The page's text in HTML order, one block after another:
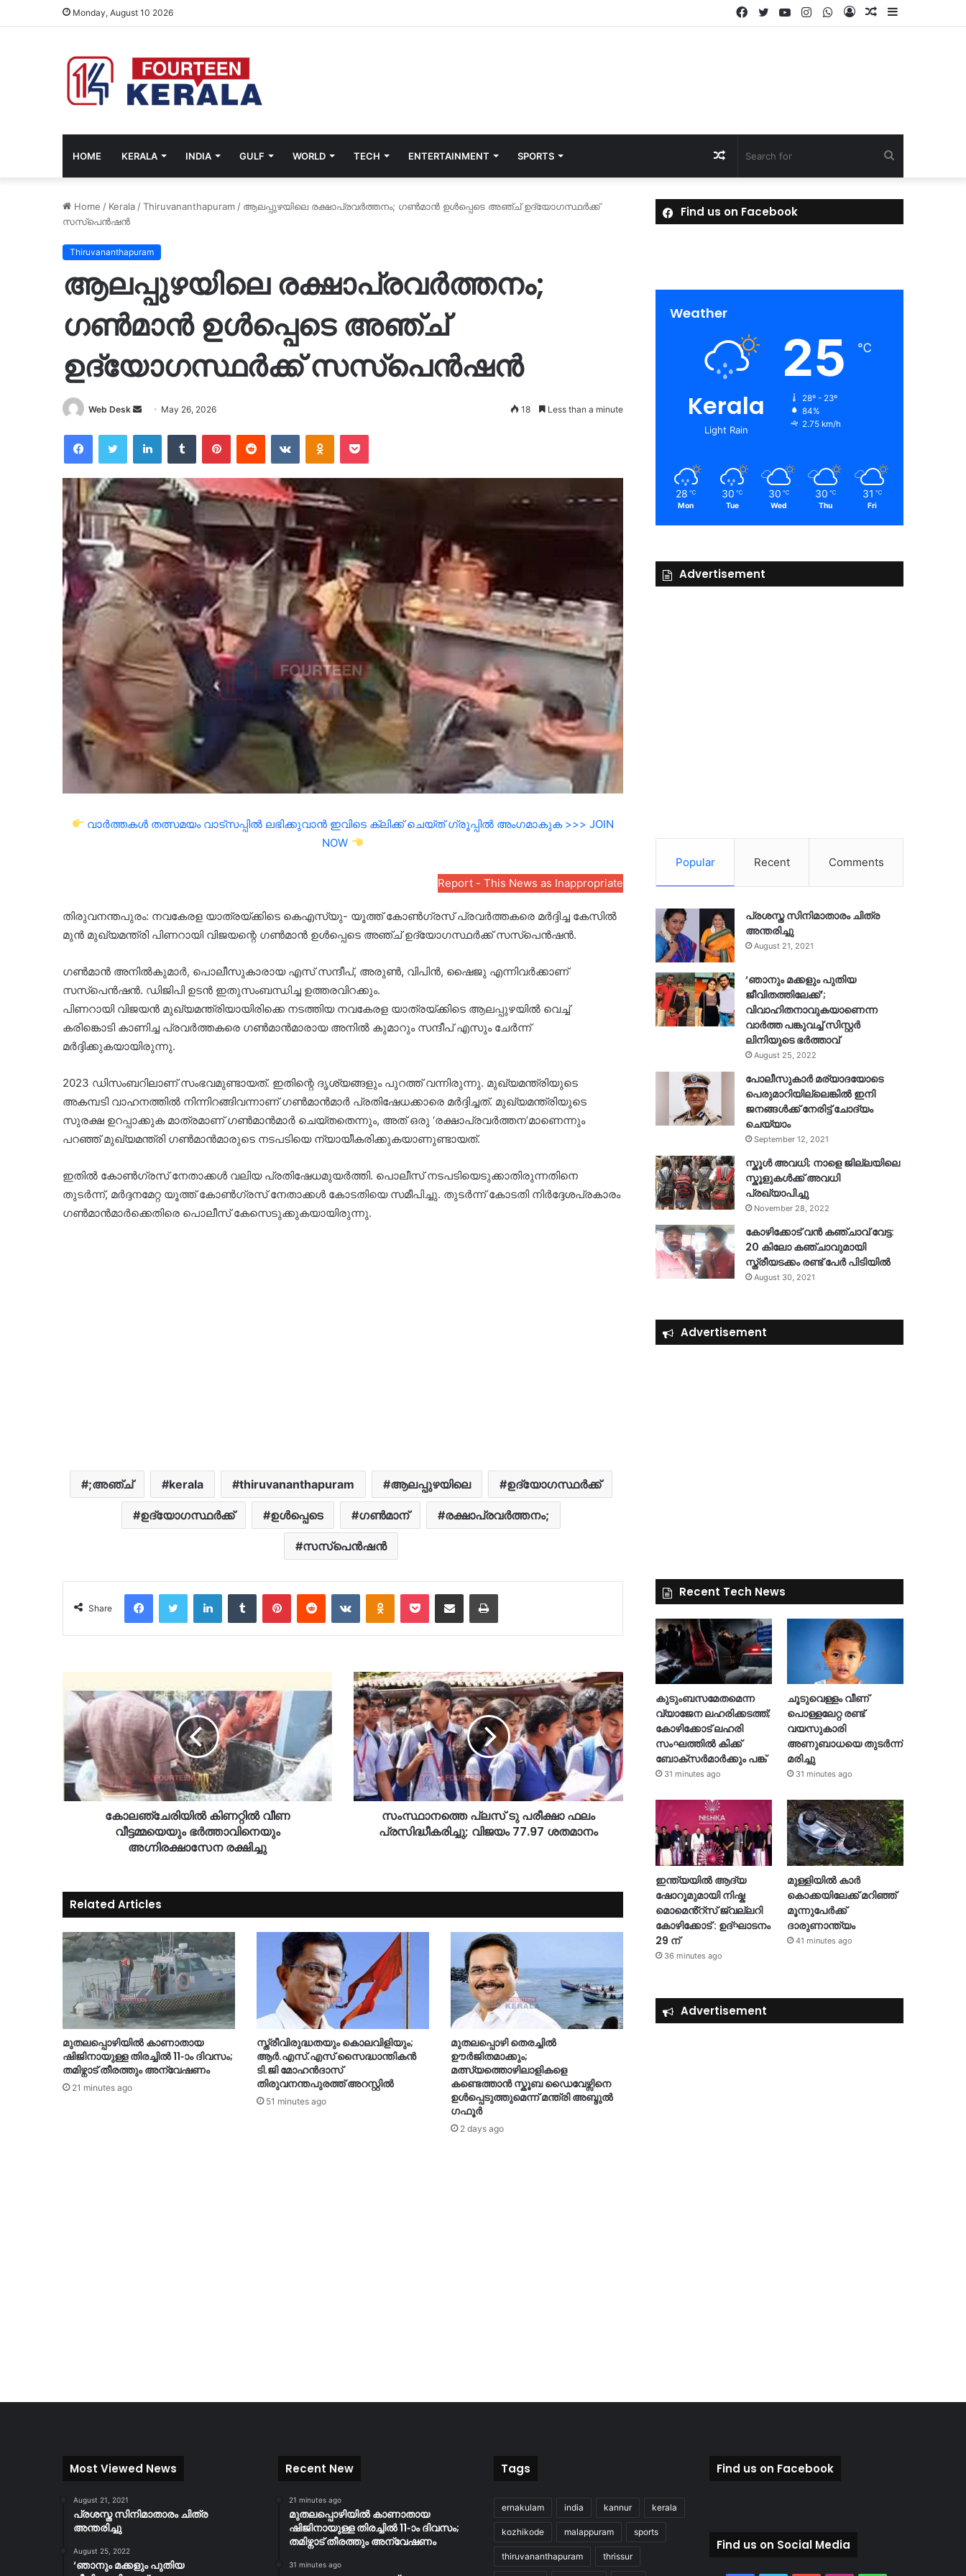
Monday, August 10 2026 Sidebar
Random
Log
WhatsApp
Instagram
YouTube
Twitter
Facebook
HOME KERALA INDIA GULF WORLD TECH ENTERTAINMENT SPORTS
for
Random
Article
Home / Kerala /Thiruvananthapuram / ആലപ്പുഴയിലെ രക്ഷാപ്രവര്‍ത്തനം; ഗണ്‍മാന്‍ ഉള്‍പ്പെടെ അഞ്ച് ഉദ്യോഗസ്ഥര്‍ക്ക്
സസ്‌പെന്‍ഷന്‍
Thiruvananthapuram
ആലപ്പുഴയിലെ രക്ഷാപ്രവര്‍ത്തനം;
ഗണ്‍മാന്‍ ഉള്‍പ്പെടെ അഞ്ച്
ഉദ്യോഗസ്ഥര്‍ക്ക് സസ്‌പെന്‍ഷന്‍
Web Desk
Send
email
May 26, 2026 18 Less than a minute
FacebookTwitter LinkedInTumblr PinterestReddit VKontakteOdnoklassniki
Pocket
വാർത്തകൾ തത്സമയം വാട്സപ്പിൽ ലഭിക്കുവാൻ ഇവിടെ ക്ലിക്ക് ചെയ്ത് ഗ്രൂപ്പിൽ അംഗമാകുക >>> JOIN
NOW
Report - This News as Inappropriate
തിരുവനന്തപുരം: നവകേരള യാത്രയ്ക്കിടെ കെഎസ്‌യു- യൂത്ത് കോണ്‍ഗ്രസ് പ്രവര്‍ത്തകരെ മര്‍ദ്ദിച്ച കേസില്‍
മുന്‍ മുഖ്യമന്ത്രി പിണറായി വിജയന്റെ ഗണ്‍മാന്‍ ഉള്‍പ്പെടെ അഞ്ച് ഉദ്യോഗസ്ഥര്‍ക്ക് സസ്‌പെന്‍ഷന്‍.
ഗണ്‍മാന്‍ അനില്‍കുമാര്‍, പൊലീസുകാരായ എസ് സന്ദീപ്, അരുണ്‍, വിപിന്‍, ഷൈജു എന്നിവര്‍ക്കാണ്
സസ്‌പെന്‍ഷന്‍. ഡിജിപി ഉടന്‍ ഇതുസംബന്ധിച്ച ഉത്തരവിറക്കും.
പിണറായി വിജയൻ മുഖ്യമന്ത്രിയായിരിക്കെ നടത്തിയ നവകേരള യാത്രയ്ക്കിടെ ആലപ്പുഴയിൽ വെച്ച്
കരിങ്കൊടി കാണിച്ച പ്രവർത്തകരെ ഗൺമാൻമാരായ അനിൽ കുമാറും സന്ദീപ് എസും ചേർന്ന്
മർദ്ദിക്കുകയായിരുന്നു.
2023 ഡിസംബറിലാണ് സംഭവമുണ്ടായത്. ഇതിന്റെ ദൃശ്യങ്ങളും പുറത്ത് വന്നിരുന്നു. മുഖ്യമന്ത്രിയുടെ
അകമ്പടി വാഹനത്തിൽ നിന്നിറങ്ങിവന്നാണ് ഗൺമാൻമാർ പ്രതിഷേധക്കാരെ മർദ്ദിച്ചത്. മുഖ്യമന്ത്രിയുടെ
സുരക്ഷ ഉറപ്പാക്കുക മാത്രമാണ് ഗൺമാൻമാർ ചെയ്തതെന്നും, അത് ഒരു ‘രക്ഷാപ്രവർത്തന’മാണെന്നും
പറഞ്ഞ് മുഖ്യമന്ത്രി ഗൺമാൻമാരുടെ നടപടിയെ ന്യായീകരിക്കുകയാണുണ്ടായത്.
ഇതിൽ കോൺഗ്രസ് നേതാക്കൾ വലിയ പ്രതിഷേധമുയർത്തി. പൊലീസ് നടപടിയെടുക്കാതിരുന്നതിനെ
തുടർന്ന്, മർദ്ദനമേറ്റ യൂത്ത് കോൺഗ്രസ് നേതാക്കൾ കോടതിയെ സമീപിച്ചു. തുടർന്ന് കോടതി നിർദ്ദേശപ്രകാരം
ഗൺമാൻമാർക്കെതിരെ പൊലീസ് കേസെടുക്കുകയായിരുന്നു.
;അഞ്ച് kerala thiruvananthapuram ആലപ്പുഴയിലെ ഉദ്യോഗസ്ഥർക്ക്
ഉദ്യോഗസ്ഥർക്ക് ഉൾപ്പെടെ ഗൺമാന് രക്ഷാപ്രവര്‍ത്തനം;
സസ്‌പെന്‍ഷന്‍
Share
FacebookTwitter LinkedInTumblr PinterestReddit VKontakteOdnoklassniki
Pocket Share via Email Print
കോലഞ്ചേരിയിൽ കിണറ്റിൽ വീണ
വീട്ടമ്മയെയും ഭർത്താവിനെയും
അഗ്നിരക്ഷാസേന രക്ഷിച്ചു
സംസ്ഥാനത്തെ പ്ലസ് ടു പരീക്ഷാ ഫലം
പ്രസിദ്ധീകരിച്ചു; വിജയം 77.97 ശതമാനം
Related Articles
മുതലപ്പൊഴിയിൽ കാണാതായ
ഷിജിനായുള്ള തിരച്ചിൽ 11-ാം ദിവസം;
തമിഴ്നാട് തീരത്തും അന്വേഷണം
21 minutes ago
സ്ത്രീവിരുദ്ധതയും കൊലവിളിയും;
ആർ.എസ്.എസ് സൈദ്ധാന്തികൻ
ടി.ജി മോഹൻദാസ്
തിരുവനന്തപുരത്ത് അറസ്റ്റിൽ
51 minutes ago
മുതലപ്പൊഴി തെരച്ചിൽ
ഊർജിതമാക്കും;
മത്സ്യത്തൊഴിലാളികളെ
കണ്ടെത്താൻ സ്കൂബ ഡൈവേഴ്സിനെ
ഉൾപ്പെടുത്തുമെന്ന് മന്ത്രി അബ്ദുൽ
ഗഫൂർ
2 days ago
Find us on Facebook
Weather
Kerala
Light Rain
25 ℃
28º - 23º
84%
2.75 km/h
28 ℃
Mon
30 ℃
Tue
30 ℃
Wed
30 ℃
Thu
31 ℃
Fri
Advertisement
Popular Recent Comments
പ്രശസ്ത സിനിമാതാരം ചിത്ര
അന്തരിച്ചു
August 21, 2021
‘ഞാനും മക്കളും പുതിയ
ജീവിതത്തിലേക്ക്’;
വിവാഹിതനാവുകയാണെന്ന
വാർത്ത പങ്കുവച്ച് സിസ്റ്റർ
ലിനിയുടെ ഭർത്താവ്
August 25, 2022
പോലീസുകാര്‍ മര്യാദയോടെ
പെരുമാറിയില്ലെങ്കില്‍ ഇനി
ജനങ്ങള്‍ക്ക് നേരിട്ട് ചോദ്യം
ചെയ്യാം
September 12, 2021
സ്കൂൾ അവധി; നാളെ ജില്ലയിലെ
സ്കൂളുകൾക്ക് അവധി
പ്രഖ്യാപിച്ചു
November 28, 2022
കോഴിക്കോട് വൻ കഞ്ചാവ് വേട്ട:
20 കിലോ കഞ്ചാവുമായി
സ്ത്രീയടക്കം രണ്ട് പേർ പിടിയിൽ
August 30, 2021
Advertisement
Recent Tech News
കുടുംബസമേതമെന്ന
വ്യാജേന ലഹരിക്കടത്ത്;
കോഴിക്കോട് ലഹരി
സംഘത്തിൽ കിക്ക്
ബോക്സർമാർക്കും പങ്ക്
31 minutes ago
ചൂടുവെള്ളം വീണ്
പൊള്ളലേറ്റ രണ്ട്
വയസുകാരി
അണുബാധയെ തുടർന്ന്
മരിച്ചു
31 minutes ago
ഇന്ത്യയിൽ ആദ്യ
ഷോറൂമുമായി നിഷ്ക
മൊമെൻ്റ്സ് ജ്വല്ലറി
കോഴിക്കോട് : ഉദ്ഘാടനം
29 ന്
36 minutes ago
മുള്ളിയിൽ കാർ
കൊക്കയിലേക്ക് മറിഞ്ഞ്
മൂന്നുപേർക്ക്
ദാരുണാന്ത്യം
41 minutes ago
Advertisement
Most Viewed News
August 21, 2021
പ്രശസ്ത സിനിമാതാരം ചിത്ര
അന്തരിച്ചു
August 25, 2022
‘ഞാനും മക്കളും പുതിയ
Recent New
21 minutes ago
മുതലപ്പൊഴിയിൽ കാണാതായ
ഷിജിനായുള്ള തിരച്ചിൽ 11-ാം ദിവസം;
തമിഴ്നാട് തീരത്തും അന്വേഷണം
31 minutes ago
Tags
ernakulam india kannur kerala
kozhikode malappuram sports
thiruvananthapuram thrissur
Find us on Facebook
Find us on Social Media